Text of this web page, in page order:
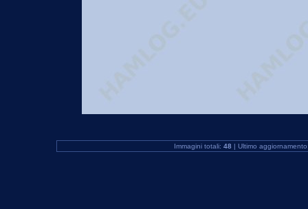
Immagini totali: 48 | Ultimo